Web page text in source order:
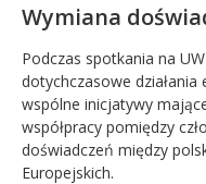
Wymiana
Podczas spotkania na
dotychczasowe działania
wspólne inicjatywy
współpracy pomiędzy
doświadczeń między
Europejskich.